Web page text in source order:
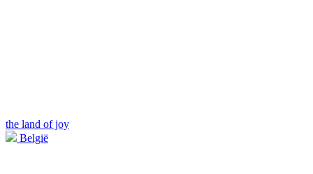
the land of joy
België